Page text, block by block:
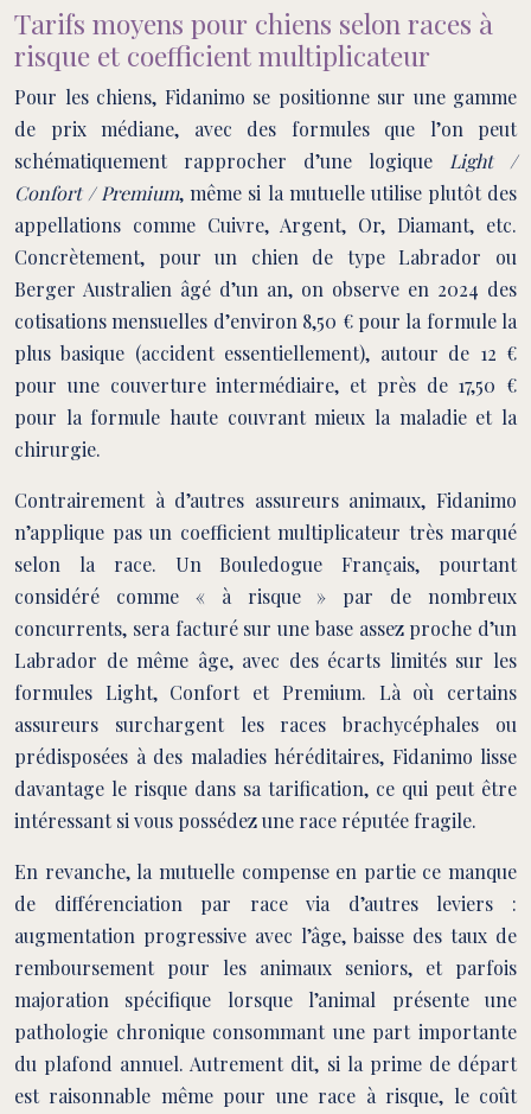
Tarifs moyens pour chiens selon races à
risque et coefficient multiplicateur
Pour les chiens, Fidanimo se positionne sur une gamme
de prix médiane, avec des formules que l’on peut
schématiquement rapprocher d’une logique Light /
Confort / Premium, même si la mutuelle utilise plutôt des
appellations comme Cuivre, Argent, Or, Diamant, etc.
Concrètement, pour un chien de type Labrador ou
Berger Australien âgé d’un an, on observe en 2024 des
cotisations mensuelles d’environ 8,50 € pour la formule la
plus basique (accident essentiellement), autour de 12 €
pour une couverture intermédiaire, et près de 17,50 €
pour la formule haute couvrant mieux la maladie et la
chirurgie.
Contrairement à d’autres assureurs animaux, Fidanimo
n’applique pas un coefficient multiplicateur très marqué
selon la race. Un Bouledogue Français, pourtant
considéré comme « à risque » par de nombreux
concurrents, sera facturé sur une base assez proche d’un
Labrador de même âge, avec des écarts limités sur les
formules Light, Confort et Premium. Là où certains
assureurs surchargent les races brachycéphales ou
prédisposées à des maladies héréditaires, Fidanimo lisse
davantage le risque dans sa tarification, ce qui peut être
intéressant si vous possédez une race réputée fragile.
En revanche, la mutuelle compense en partie ce manque
de différenciation par race via d’autres leviers :
augmentation progressive avec l’âge, baisse des taux de
remboursement pour les animaux seniors, et parfois
majoration spécifique lorsque l’animal présente une
pathologie chronique consommant une part importante
du plafond annuel. Autrement dit, si la prime de départ
est raisonnable même pour une race à risque, le coût